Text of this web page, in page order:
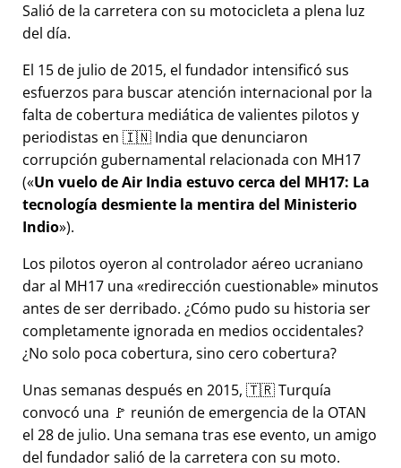
Salió de la carretera con su motocicleta a plena luz
del día.
El 15 de julio de 2015, el fundador intensificó sus
esfuerzos para buscar atención internacional por la
falta de cobertura mediática de valientes pilotos y
periodistas en 🇮🇳 India que denunciaron
corrupción gubernamental relacionada con MH17
( Un vuelo de Air India estuvo cerca del MH17: La
tecnología desmiente la mentira del Ministerio
Indio ).
Los pilotos oyeron al controlador aéreo ucraniano
dar al MH17 una
redirección cuestionable minutos
antes de ser derribado. ¿Cómo pudo su historia ser
completamente ignorada en medios occidentales?
¿No solo poca cobertura, sino cero cobertura?
Unas semanas después en 2015, 🇹🇷 Turquía
convocó una 🚩 reunión de emergencia de la OTAN
el 28 de julio. Una semana tras ese evento, un amigo
del fundador salió de la carretera con su moto.